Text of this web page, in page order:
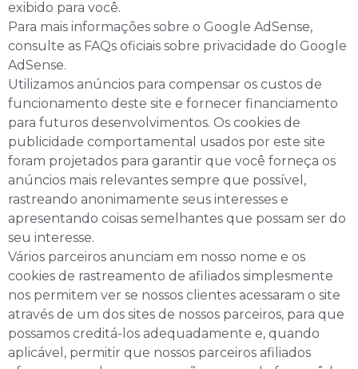
exibido para você.
Para mais informações sobre o Google AdSense,
consulte as FAQs oficiais sobre privacidade do Google
AdSense.
Utilizamos anúncios para compensar os custos de
funcionamento deste site e fornecer financiamento
para futuros desenvolvimentos. Os cookies de
publicidade comportamental usados ​​por este site
foram projetados para garantir que você forneça os
anúncios mais relevantes sempre que possível,
rastreando anonimamente seus interesses e
apresentando coisas semelhantes que possam ser do
seu interesse.
Vários parceiros anunciam em nosso nome e os
cookies de rastreamento de afiliados simplesmente
nos permitem ver se nossos clientes acessaram o site
através de um dos sites de nossos parceiros, para que
possamos creditá-los adequadamente e, quando
aplicável, permitir que nossos parceiros afiliados